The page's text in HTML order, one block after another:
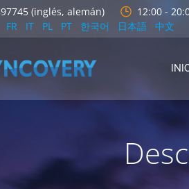
(inglés, alemán) 12:00 -
FR IT PL PT 한국어 日本語 中文